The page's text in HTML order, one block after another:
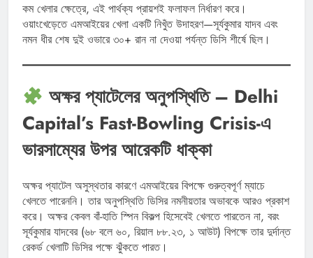
কম খেলার ক্ষেত্রে, এই পার্থক্য প্রায়শই ফলাফল নির্ধারণ করে।
ওয়াংখেড়েতে এমআইয়ের খেলা একটি নিখুঁত উদাহরণ—সূর্যকুমার যাদব এবং
নমন ধীর শেষ দুই ওভারে ৩০+ রান না দেওয়া পর্যন্ত ডিসি শীর্ষে ছিল।
অক্ষর প্যাটেলের অনুপস্থিতি – Delhi
Capital’s Fast-Bowling Crisis-এ
ভারসাম্যের উপর আরেকটি ধাক্কা
অক্ষর প্যাটেল অসুস্থতার কারণে এমআইয়ের বিপক্ষে গুরুত্বপূর্ণ ম্যাচে
খেলতে পারেননি। তার অনুপস্থিতি ডিসির নমনীয়তার অভাবকে আরও প্রকাশ
করে। অক্ষর কেবল বাঁ-হাতি স্পিন বিকল্প হিসেবেই খেলতে পারতেন না, বরং
সূর্যকুমার যাদবের (৬৮ বলে ৬০, রিয়াল ৮৮.২৩, ১ আউট) বিপক্ষে তার দুর্দান্ত
রেকর্ড খেলাটি ডিসির পক্ষে ঝুঁকতে পারত।